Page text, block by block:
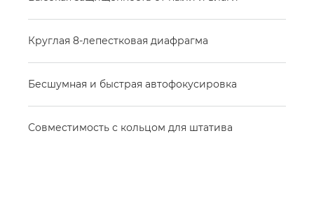
Круглая 8-лепестковая диафрагма
Бесшумная и быстрая автофокусировка
Совместимость с кольцом для штатива